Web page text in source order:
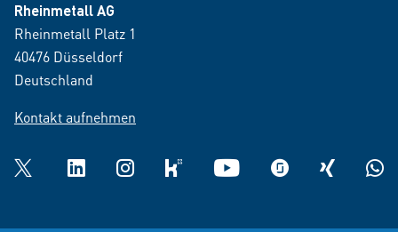
Rheinmetall AG
Rheinmetall Platz 1
40476 Düsseldorf
Deutschland
Kontakt aufnehmen
Twitter LinkedInInstagramkununu YouTube glassdoorXING